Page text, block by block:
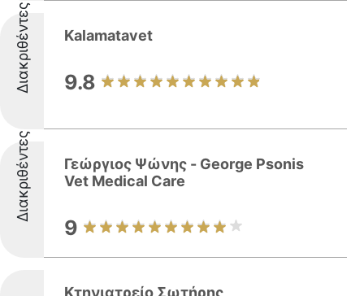
Διακριθέντες Kalamatavet
9.8
Διακριθέντες
Γεώργιος Ψώνης - George Psonis
Vet Medical Care
9
Κτηνιατρείο Σωτήρης